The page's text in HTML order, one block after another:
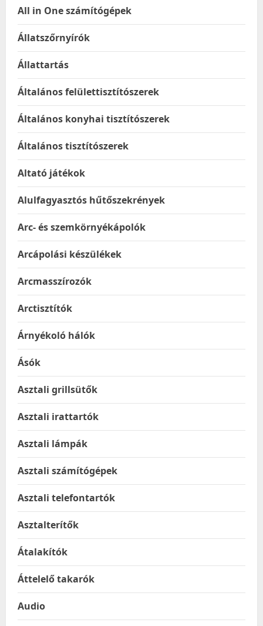
All in One számítógépek
Állatszőrnyírók
Állattartás
Általános felülettisztítószerek
Általános konyhai tisztítószerek
Általános tisztítószerek
Altató játékok
Alulfagyasztós hűtőszekrények
Arc- és szemkörnyékápolók
Arcápolási készülékek
Arcmasszírozók
Arctisztítók
Árnyékoló hálók
Ásók
Asztali grillsütők
Asztali irattartók
Asztali lámpák
Asztali számítógépek
Asztali telefontartók
Asztalterítők
Átalakítók
Áttelelő takarók
Audio